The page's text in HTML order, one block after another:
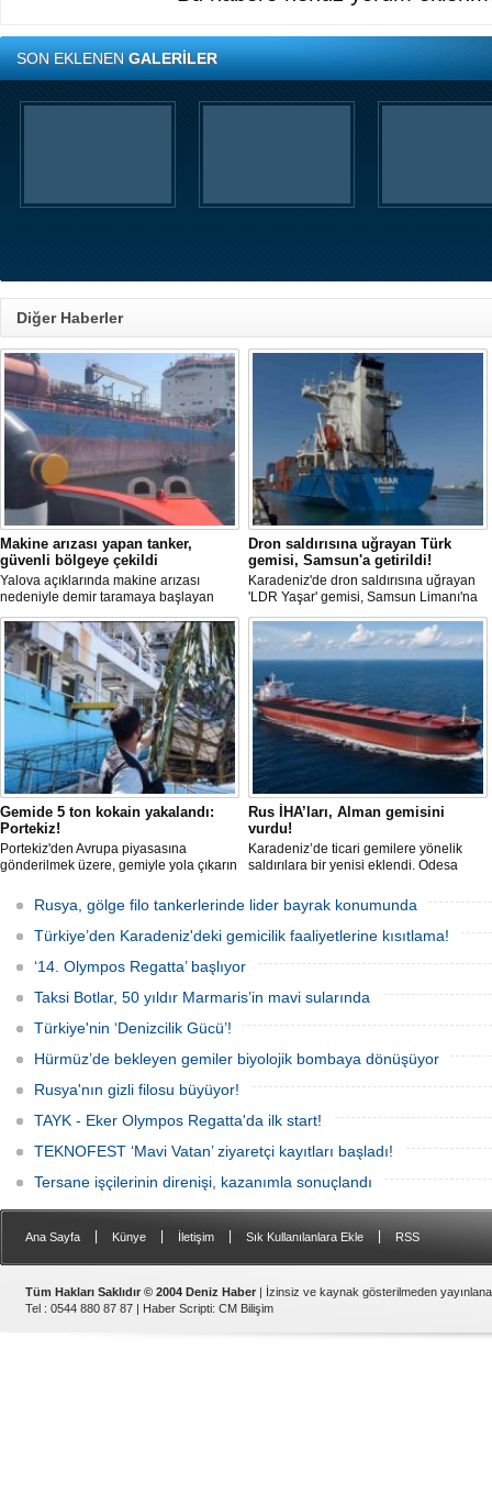
SON EKLENENGALERİLER
Diğer Haberler
Makine arızası yapan tanker,
güvenli bölgeye çekildi
Yalova açıklarında makine arızası
nedeniyle demir taramaya başlayan
tanker, römorkör eşliğinde güvenli
şekilde demirleme sahasına alındı.
Dron saldırısına uğrayan Türk
gemisi, Samsun'a getirildi!
Karadeniz'de dron saldırısına uğrayan
'LDR Yaşar' gemisi, Samsun Limanı'na
güvenli bir şekilde ulaştı. Saldırıda can
kaybı yaşanmadı, ancak büyük çapta
maddi hasar oluştu.
Gemide 5 ton kokain yakalandı:
Portekiz!
Portekiz'den Avrupa piyasasına
gönderilmek üzere, gemiyle yola çıkarın
hava ve deniz kuvvetlerinin
operasyonuyla durduruldu. Operasyon
kapsamında, gemideki iki yabancı
uyruklu kişi bir gemi mürettebatı
gözaltına alındı.
Rus İHA’ları, Alman gemisini
vurdu!
Karadeniz’de ticari gemilere yönelik
saldırılara bir yenisi eklendi. Odesa
aldığı Alman işletmesindeki Emil
gemisinde yangın çıktı; teknik sistemler
durunca mürettebat tahliye edildi.
Rusya, gölge filo tankerlerinde lider bayrak konumunda
Türkiye’den Karadeniz'deki gemicilik faaliyetlerine kısıtlama!
‘14. Olympos Regatta’ başlıyor
Taksi Botlar, 50 yıldır Marmaris’in mavi sularında
Türkiye'nin ‘Denizcilik Gücü’!
Hürmüz’de bekleyen gemiler biyolojik bombaya dönüşüyor
Rusya'nın gizli filosu büyüyor!
TAYK - Eker Olympos Regatta'da ilk start!
TEKNOFEST ‘Mavi Vatan’ ziyaretçi kayıtları başladı!
Tersane işçilerinin direnişi, kazanımla sonuçlandı
Ana Sayfa Künye İletişim Sık Kullanılanlara Ekle RSS
Tüm Hakları Saklıdır © 2004 Deniz Haber | İzinsiz ve kaynak gösterilmeden
Tel : 0544 880 87 87 | Haber Scripti: CM Bilişim